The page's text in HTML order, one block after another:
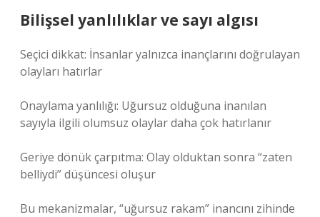
Bilişsel yanlılıklar ve sayı algısı
Seçici dikkat: İnsanlar yalnızca inançlarını doğrulayan
olayları hatırlar
Onaylama yanlılığı: Uğursuz olduğuna inanılan
sayıyla ilgili olumsuz olaylar daha çok hatırlanır
Geriye dönük çarpıtma: Olay olduktan sonra “zaten
belliydi” düşüncesi oluşur
Bu mekanizmalar, “uğursuz rakam” inancını zihinde